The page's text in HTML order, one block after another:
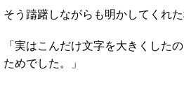
そう躊躇しながらも明かしてくれた
「実はこんだけ文字を大きくした
ためでした。」